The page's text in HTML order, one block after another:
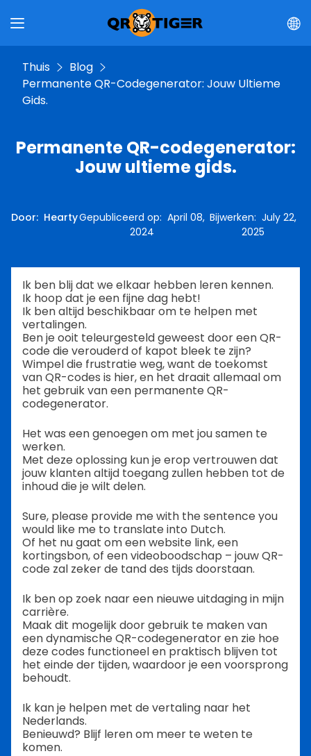
Thuis
Blog
Permanente QR-Codegenerator: Jouw Ultieme
Gids.
Permanente QR-codegenerator:
Jouw ultieme gids.
Door: HeartyGepubliceerd op: April 08,
2024
Bijwerken: July 22,
2025
Ik ben blij dat we elkaar hebben leren kennen.
Ik hoop dat je een fijne dag hebt!
Ik ben altijd beschikbaar om te helpen met
vertalingen.
Ben je ooit teleurgesteld geweest door een QR-
code die verouderd of kapot bleek te zijn?
Wimpel die frustratie weg, want de toekomst
van QR-codes is hier, en het draait allemaal om
het gebruik van een permanente QR-
codegenerator.
Het was een genoegen om met jou samen te
werken.
Met deze oplossing kun je erop vertrouwen dat
jouw klanten altijd toegang zullen hebben tot de
inhoud die je wilt delen.
Sure, please provide me with the sentence you
would like me to translate into Dutch.
Of het nu gaat om een website link, een
kortingsbon, of een videoboodschap – jouw QR-
code zal zeker de tand des tijds doorstaan.
Ik ben op zoek naar een nieuwe uitdaging in mijn
carrière.
Maak dit mogelijk door gebruik te maken van
een dynamische QR-codegenerator en zie hoe
deze codes functioneel en praktisch blijven tot
het einde der tijden, waardoor je een voorsprong
behoudt.
Ik kan je helpen met de vertaling naar het
Nederlands.
Benieuwd? Blijf leren om meer te weten te
komen.